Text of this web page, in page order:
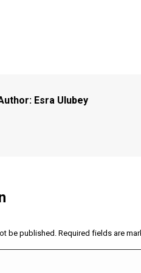
Esra Ulubey
be published. Required fields are